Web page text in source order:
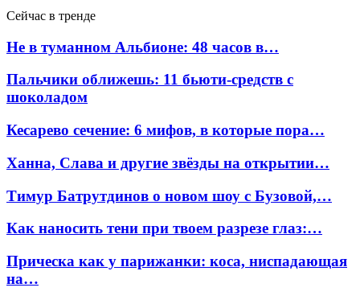
Сейчас в тренде
Не в туманном Альбионе: 48 часов в…
Пальчики оближешь: 11 бьюти-средств с
шоколадом
Кесарево сечение: 6 мифов, в которые пора…
Ханна, Слава и другие звёзды на открытии…
Тимур Батрутдинов о новом шоу с Бузовой,…
Как наносить тени при твоем разрезе глаз:…
Прическа как у парижанки: коса, ниспадающая
на…